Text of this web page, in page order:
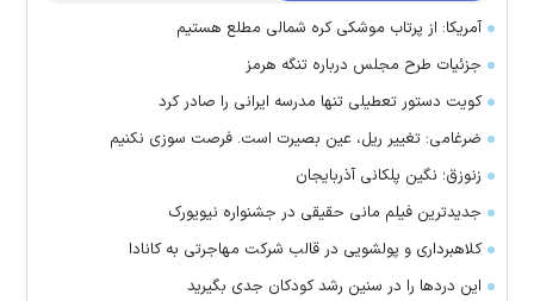
آمریکا: از پرتاب موشکی کره شمالی مطلع هستیم
جزئیات طرح مجلس درباره تنگه هرمز
کویت دستور تعطیلی تنها مدرسه ایرانی را صادر کرد
ضرغامی: تغییر ریل، عین بصیرت است. فرصت سوزی نکنیم
زنوزق؛ نگین پلکانی آذربایجان
جدیدترین فیلم مانی حقیقی در جشنواره نیویورک
کلاهبرداری و پولشویی در قالب شرکت مهاجرتی به کانادا
این درد‌ها را در سنین رشد کودکان جدی بگیرید